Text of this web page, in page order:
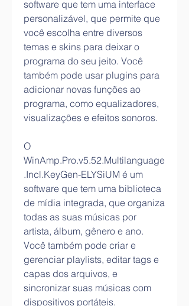
software que tem uma interface
personalizável, que permite que
você escolha entre diversos
temas e skins para deixar o
programa do seu jeito. Você
também pode usar plugins para
adicionar novas funções ao
programa, como equalizadores,
visualizações e efeitos sonoros.
O
WinAmp.Pro.v5.52.Multilanguage
.Incl.KeyGen-ELYSiUM é um
software que tem uma biblioteca
de mídia integrada, que organiza
todas as suas músicas por
artista, álbum, gênero e ano.
Você também pode criar e
gerenciar playlists, editar tags e
capas dos arquivos, e
sincronizar suas músicas com
dispositivos portáteis.